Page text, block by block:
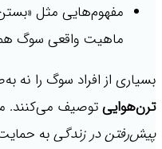
مفهوم‌هایی مثل «بستن
ماهیت واقعی سوگ
بسیاری از افراد سوگ را نه
ترن‌هواییتوصیف می‌کنند.
پیش‌رفتن در زندگیبه